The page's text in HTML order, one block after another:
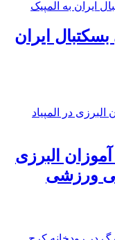
ایران
البرزی
ورزشی